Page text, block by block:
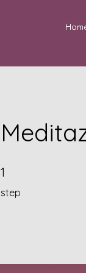
1
step
1 step